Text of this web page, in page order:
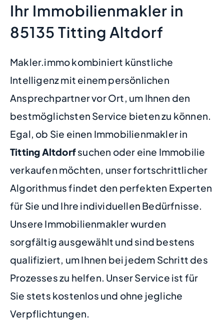
Ihr Immobilienmakler in
85135 Titting Altdorf
Makler.immo kombiniert künstliche
Intelligenz mit einem persönlichen
Ansprechpartner vor Ort, um Ihnen den
bestmöglichsten Service bieten zu können.
Egal, ob Sie einen Immobilienmakler in
Titting Altdorfsuchen oder eine Immobilie
verkaufen möchten, unser fortschrittlicher
Algorithmus findet den perfekten Experten
für Sie und Ihre individuellen Bedürfnisse.
Unsere Immobilienmakler wurden
sorgfältig ausgewählt und sind bestens
qualifiziert, um Ihnen bei jedem Schritt des
Prozesses zu helfen. Unser Service ist für
Sie stets kostenlos und ohne jegliche
Verpflichtungen.